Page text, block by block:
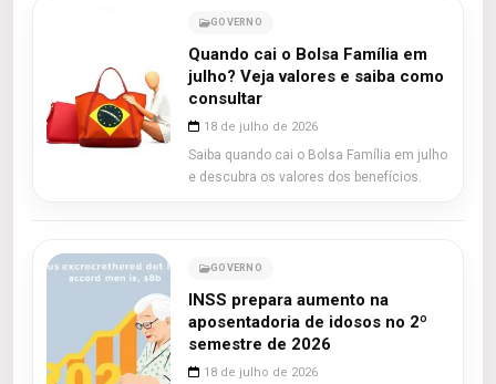
GOVERNO
Quando cai o Bolsa Família em
julho? Veja valores e saiba como
consultar
18 de julho de 2026
Saiba quando cai o Bolsa Família em julho
e descubra os valores dos benefícios.
GOVERNO
INSS prepara aumento na
aposentadoria de idosos no 2º
semestre de 2026
18 de julho de 2026